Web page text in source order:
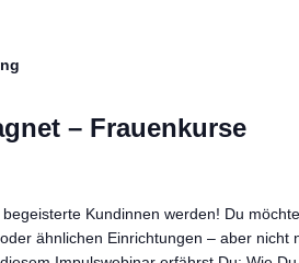
– Frauenkurse
Kundinnen werden! Du
ähnlichen Einrichtungen – aber nicht